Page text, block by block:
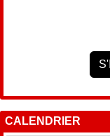
CALENDRIER